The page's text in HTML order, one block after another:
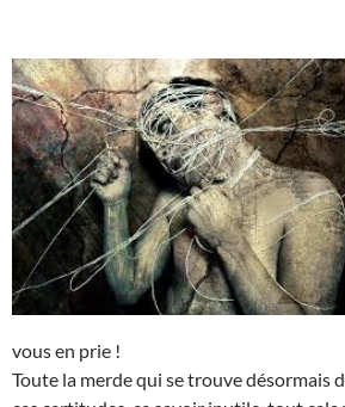
vous en prie !
Toute la merde qui se trouve désormais